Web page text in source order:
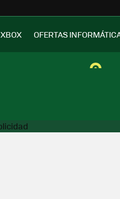
XBOX OFERTAS